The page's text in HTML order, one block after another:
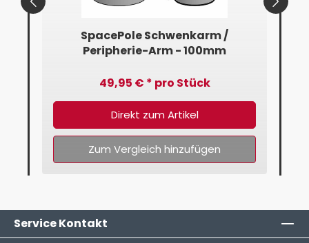
SpacePole Schwenkarm /
Peripherie-Arm - 100mm
49,95 € * pro Stück
Direkt zum Artikel
Zum Vergleich hinzufügen
Service Kontakt